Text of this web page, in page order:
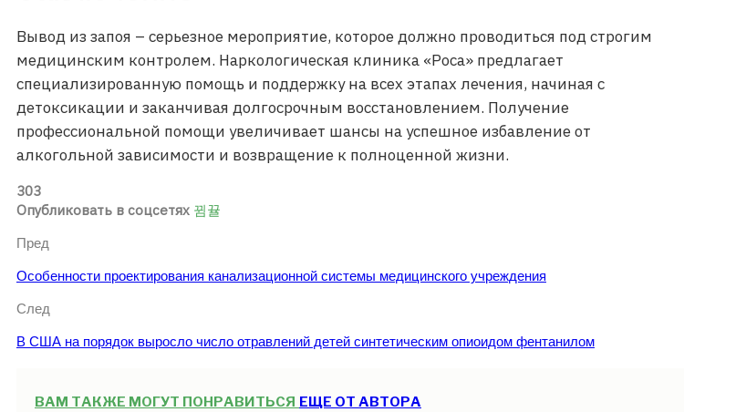
Вывод из запоя – серьезное мероприятие, которое должно проводиться под строгим
медицинским контролем. Наркологическая клиника «Роса» предлагает
специализированную помощь и поддержку на всех этапах лечения, начиная с
детоксикации и заканчивая долгосрочным восстановлением. Получение
профессиональной помощи увеличивает шансы на успешное избавление от
алкогольной зависимости и возвращение к полноценной жизни.
303
Опубликовать в соцсетях
Пред
Особенности проектирования канализационной системы медицинского учреждения
След
В США на порядок выросло число отравлений детей синтетическим опиоидом фентанилом
ВАМ ТАКЖЕ МОГУТ ПОНРАВИТЬСЯ ЕЩЕ ОТ АВТОРА